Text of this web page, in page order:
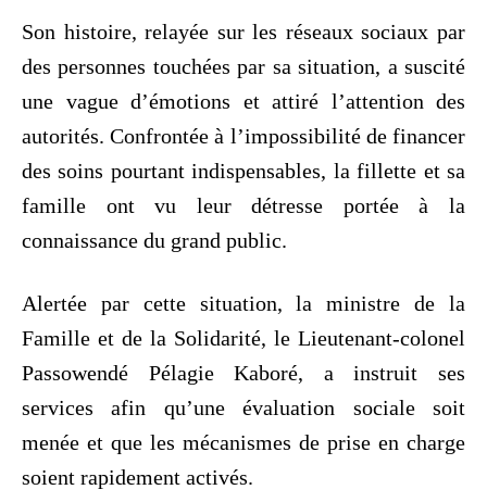
Son histoire, relayée sur les réseaux sociaux par
des personnes touchées par sa situation, a suscité
une vague d’émotions et attiré l’attention des
autorités. Confrontée à l’impossibilité de financer
des soins pourtant indispensables, la fillette et sa
famille ont vu leur détresse portée à la
connaissance du grand public.
Alertée par cette situation, la ministre de la
Famille et de la Solidarité, le Lieutenant-colonel
Passowendé Pélagie Kaboré, a instruit ses
services afin qu’une évaluation sociale soit
menée et que les mécanismes de prise en charge
soient rapidement activés.